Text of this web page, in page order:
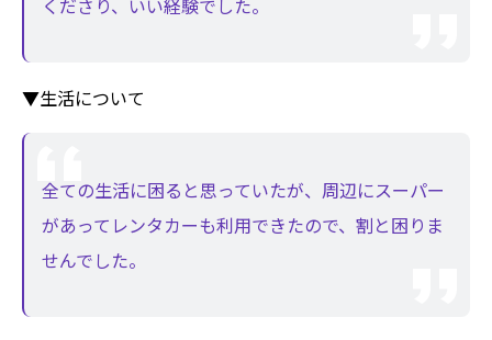
▼生活について
全ての生活に困ると思っていたが、周辺にスーパー
があってレンタカーも利用できたので、割と困りま
せんでした。